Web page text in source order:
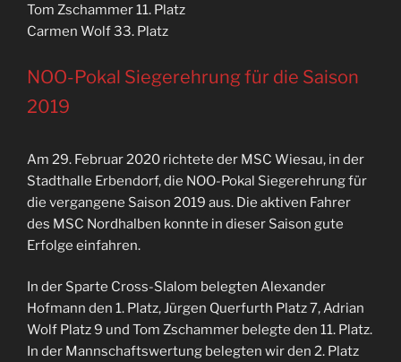
Tom Zschammer 11. Platz
Carmen Wolf 33. Platz
NOO-Pokal Siegerehrung für die Saison
2019
Am 29. Februar 2020 richtete der MSC Wiesau, in der
Stadthalle Erbendorf, die NOO-Pokal Siegerehrung für
die vergangene Saison 2019 aus. Die aktiven Fahrer
des MSC Nordhalben konnte in dieser Saison gute
Erfolge einfahren.
In der Sparte Cross-Slalom belegten Alexander
Hofmann den 1. Platz, Jürgen Querfurth Platz 7, Adrian
Wolf Platz 9 und Tom Zschammer belegte den 11. Platz.
In der Mannschaftswertung belegten wir den 2. Platz